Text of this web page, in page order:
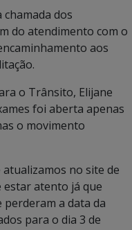
dos
do atendimento com o
aos
o Trânsito, Elijane
foi aberta apenas
o movimento
no site de
estar atento já que
perderam a data da
para o dia 3 de